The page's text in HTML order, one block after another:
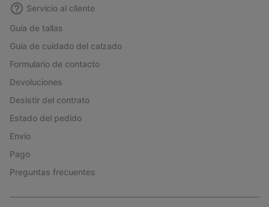
Servicio al cliente
Guía de tallas
Guía de cuidado del calzado
Formulario de contacto
Devoluciones
Desistir del contrato
Estado del pedido
Envío
Pago
Preguntas frecuentes